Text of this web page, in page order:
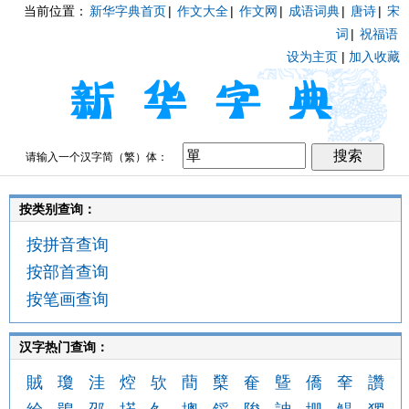
当前位置： 新华字典首页| 作文大全| 作文网 | 成语词典| 唐诗| 宋
词 | 祝福语
设为主页 | 加入收藏
请输入一个汉字简（繁）体：
按类别查询：
按拼音查询
按部首查询
按笔画查询
汉字热门查询：
賊 瓊 洼 焢 欤 蕳 櫱 奞 曁 僑 羍
讚